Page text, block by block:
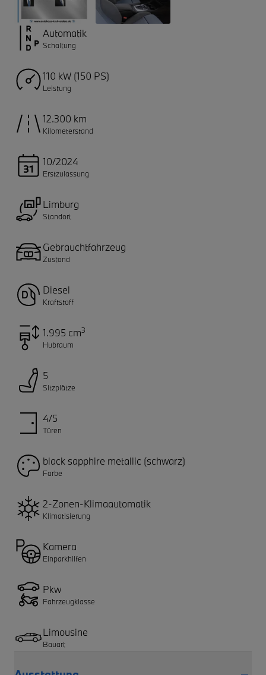
Automatik
Schaltung
110 kW (150 PS)
Leistung
12.300 km
Kilometerstand
10/2024
Erstzulassung
Limburg
Standort
Gebrauchtfahrzeug
Zustand
Diesel
Kraftstoff
1.995 cm3
Hubraum
5
Sitzplätze
4/5
Türen
black sapphire metallic (schwarz)
Farbe
2-Zonen-Klimaautomatik
Klimatisierung
Kamera
Einparkhilfen
Pkw
Fahrzeugklasse
Limousine
Bauart